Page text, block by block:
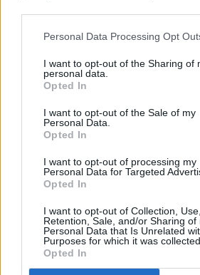
negar su consentimiento. Tenga en
de su consentimiento, pero usted tiene
rechazar tal procesamiento. Sus
cualquier momento entrando de nuevo
visitando nuestra política de privacidad.
Personal Data Processing Opt
I want to opt-out of the Sharing of
personal data.
Opted In
I want to opt-out of the Sale of my
Personal Data.
Opted In
I want to opt-out of processing my
Personal Data for Targeted
Opted In
I want to opt-out of Collection, Use,
Retention, Sale, and/or Sharing of
Personal Data that Is Unrelated
Purposes for which it was collected.
Opted In